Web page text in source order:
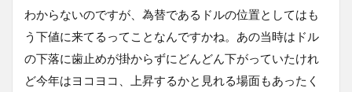
わからないのですが、為替であるドルの位置としてはも
う下値に来てるってことなんですかね。あの当時はドル
の下落に歯止めが掛からずにどんどん下がっていたけれ
ど今年はヨコヨコ、上昇するかと見れる場面もあったく